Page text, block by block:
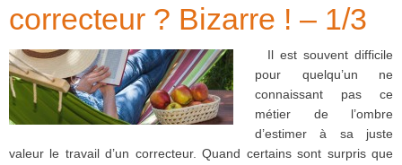
correcteur ? Bizarre ! – 1/3
Il est souvent difficile
pour quelqu’un ne
connaissant pas ce
métier de l’ombre
d’estimer à sa juste
valeur le travail d’un correcteur. Quand certains sont surpris que